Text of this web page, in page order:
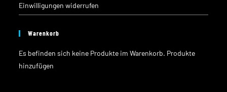
Einwilligungen widerrufen
Warenkorb
Es befinden sich keine Produkte im Warenkorb. Produkte
hinzufügen